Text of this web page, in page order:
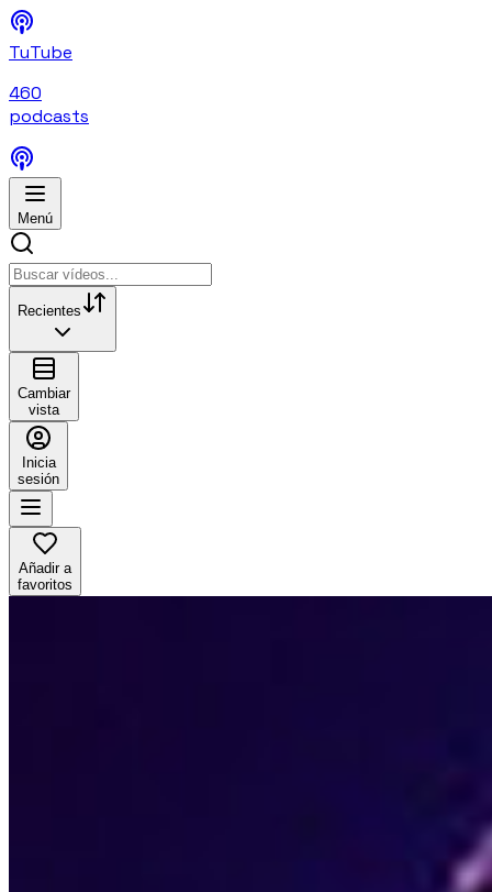
TuTube
460
podcasts
Menú
Recientes
Cambiar
vista
Inicia
sesión
Añadir a
favoritos